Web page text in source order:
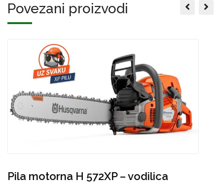
Povezani proizvodi
Pila motorna H 572XP – vodilica